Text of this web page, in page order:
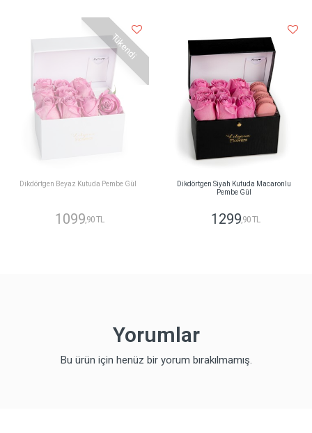
Tükendi
Dikdörtgen Beyaz Kutuda Pembe Gül
1099,90 TL
Dikdörtgen Siyah Kutuda Macaronlu
Pembe Gül
1299,90 TL
Yorumlar
Bu ürün için henüz bir yorum bırakılmamış.